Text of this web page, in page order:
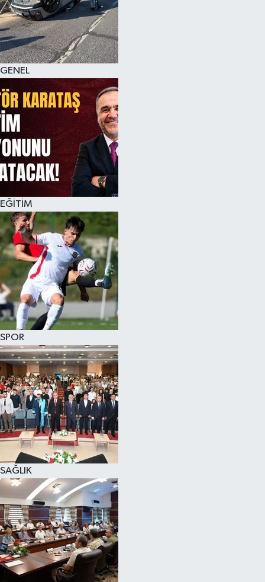
GENEL
EĞİTİM
SPOR
SAĞLIK
KÜLTÜR SANAT
MAGAZİN
SAĞLIK
SİYASET
SPOR
TEKNOLOJİ
VİZYONDAKİLER
YAŞAM